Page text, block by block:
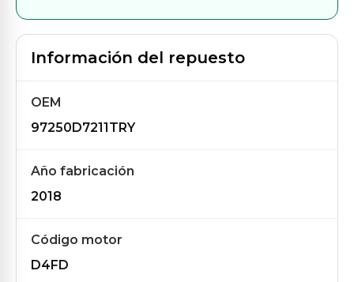
Información del repuesto
OEM
97250D7211TRY
Año fabricación
2018
Código motor
D4FD